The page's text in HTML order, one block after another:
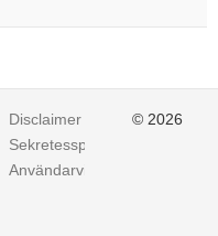
Disclaimer
Sekretesspolicy
Användarvillkor
© 2026